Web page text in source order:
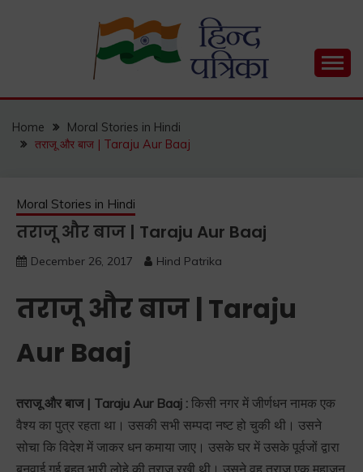
HIND PATRIKA
Status, Hindi Quotes, Hindi Inspirational Stories, Hindi
Home
Moral Stories in Hindi
तराजू और बाज | Taraju Aur Baaj
Moral Stories in Hindi
तराजू और बाज | Taraju Aur Baaj
December 26, 2017 Hind Patrika
तराजू और बाज | Taraju
Aur Baaj
तराजू और बाज | Taraju Aur Baaj : किसी नगर में जीर्णधन नामक एक
वैश्य का पुत्र रहता था। उसकी सभी सम्पदा नष्ट हो चुकी थी। उसने
सोचा कि विदेश में जाकर धन कमाया जाए। उसके घर में उसके पूर्वजों द्वारा
बनवाई गई बहुत भारी लोहे की तराजू रखी थी। उसने वह तराजू एक महाजन